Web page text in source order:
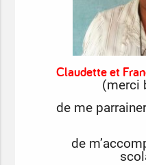
Claudette et
(merci
de me
de